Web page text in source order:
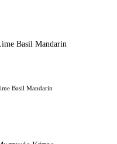
Basil Mandarin